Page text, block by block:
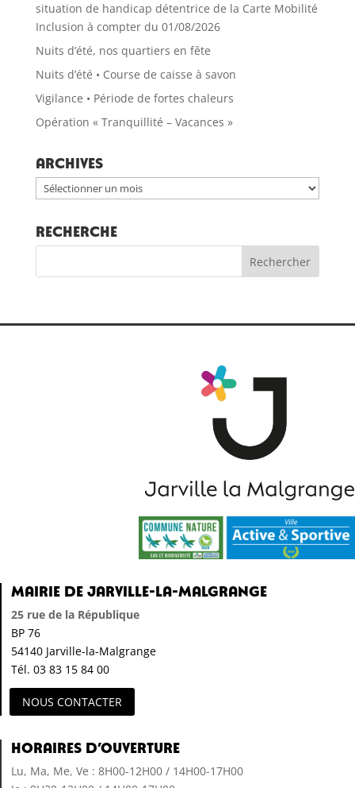
situation de handicap détentrice de la Carte Mobilité
Inclusion à compter du 01/08/2026
Nuits d’été, nos quartiers en fête
Nuits d’été • Course de caisse à savon
Vigilance • Période de fortes chaleurs
Opération « Tranquillité – Vacances »
Archives
Archives
RECHERCHE
Mairie de Jarville-la-Malgrange
25 rue de la République
BP 76
54140 Jarville-la-Malgrange
Tél. 03 83 15 84 00
NOUS CONTACTER
Horaires d’ouverture
Lu, Ma, Me, Ve : 8H00-12H00 / 14H00-17H00